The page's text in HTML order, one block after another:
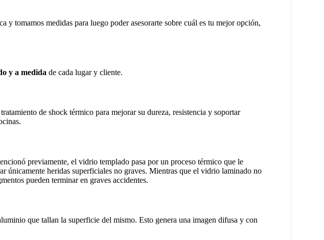
y tomamos medidas para luego poder asesorarte sobre cuál es tu mejor opción,
y a medida de cada lugar y cliente.
de shock térmico para mejorar su dureza, resistencia y soportar
previamente, el vidrio templado pasa por un proceso térmico que le
únicamente heridas superficiales no graves. Mientras que el vidrio laminado no
pueden terminar en graves accidentes.
que tallan la superficie del mismo. Esto genera una imagen difusa y con